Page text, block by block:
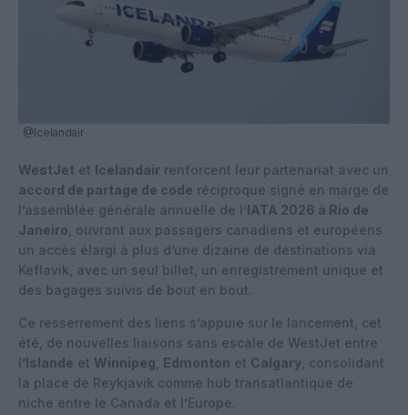
@Icelandair
WestJet et Icelandair renforcent leur partenariat avec un
accord de partage de code réciproque signé en marge de
l’assemblée générale annuelle de l’IATA 2026 à Rio de
Janeiro , ouvrant aux passagers canadiens et européens
un accès élargi à plus d’une dizaine de destinations via
Keflavik, avec un seul billet, un enregistrement unique et
des bagages suivis de bout en bout.
Ce resserrement des liens s’appuie sur le lancement, cet
été, de nouvelles liaisons sans escale de WestJet entre
l’Islande et Winnipeg Edmonton et Calgary , consolidant
la place de Reykjavik comme hub transatlantique de
niche entre le Canada et l’Europe.